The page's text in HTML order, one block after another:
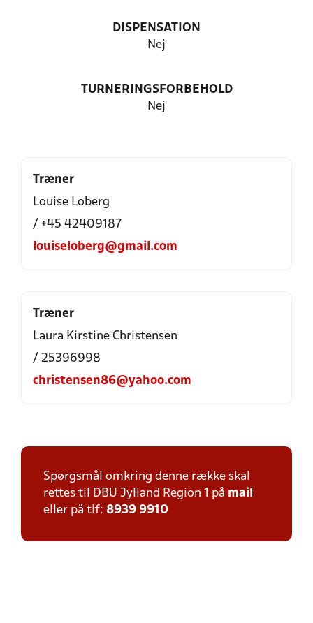
DISPENSATION
Nej
TURNERINGSFORBEHOLD
Nej
Træner
Louise Loberg
/ +45 42409187
louiseloberg@gmail.com
Træner
Laura Kirstine Christensen
/ 25396998
christensen86@yahoo.com
Spørgsmål omkring denne række skal
rettes til DBU Jylland Region 1 på mail
eller på tlf: 8939 9910